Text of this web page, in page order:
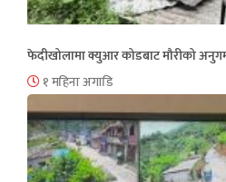
फेदीखोलामा क्युआर कोडबाट मौरीको
१ महिना अगाडि